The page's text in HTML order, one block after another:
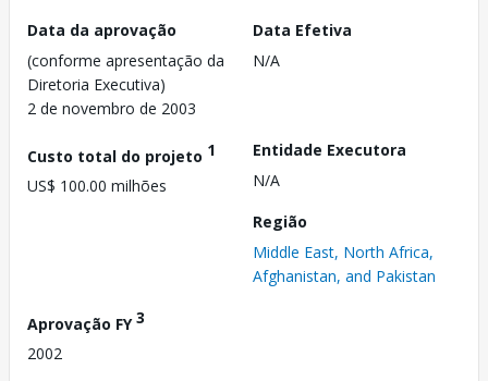
Data da aprovação
(conforme apresentação da
Diretoria Executiva)
2 de novembro de 2003
Data Efetiva
N/A
Custo total do projeto 1
US$ 100.00 milhões
Entidade Executora
N/A
Região
Middle East, North Africa,
Afghanistan, and Pakistan
Aprovação FY3
2002